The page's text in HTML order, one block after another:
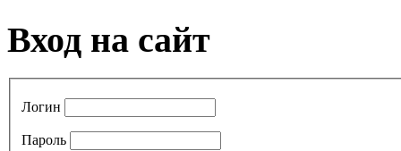
Вход на сайт
Логин
Пароль